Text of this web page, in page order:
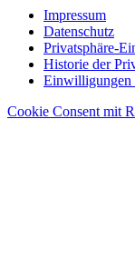
Impressum
Datenschutz
Privatsphäre-
Historie der
Einwilligungen
Cookie Consent mit